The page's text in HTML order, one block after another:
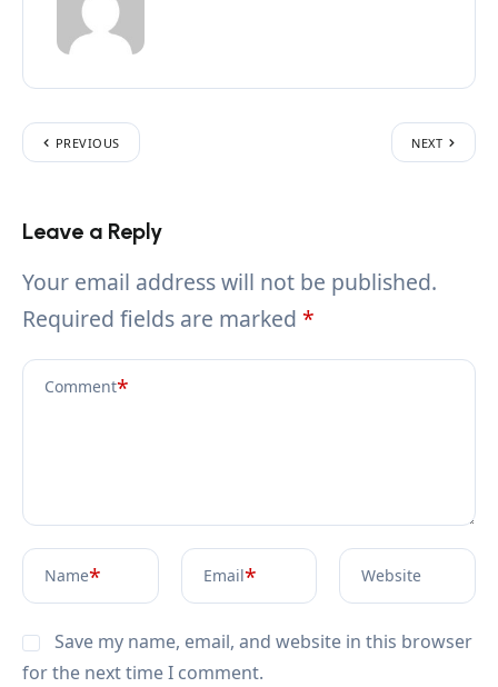
PREVIOUS NEXT
Leave a Reply
Your email address will not be published.
Required fields are marked *
Comment*
Name* Email* Website
Save my name, email, and website in this browser
for the next time I comment.